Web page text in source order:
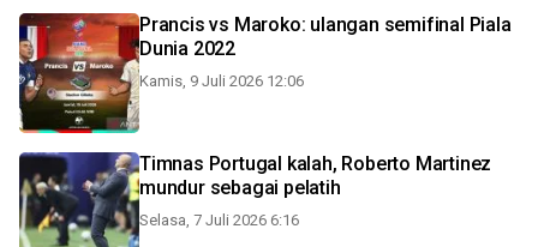
Prancis vs Maroko: ulangan semifinal Piala
Dunia 2022
Kamis, 9 Juli 2026 12:06
Timnas Portugal kalah, Roberto Martinez
mundur sebagai pelatih
Selasa, 7 Juli 2026 6:16